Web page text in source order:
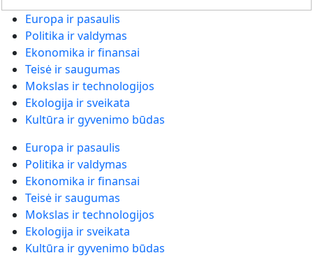
Europa ir pasaulis
Politika ir valdymas
Ekonomika ir finansai
Teisė ir saugumas
Mokslas ir technologijos
Ekologija ir sveikata
Kultūra ir gyvenimo būdas
Europa ir pasaulis
Politika ir valdymas
Ekonomika ir finansai
Teisė ir saugumas
Mokslas ir technologijos
Ekologija ir sveikata
Kultūra ir gyvenimo būdas